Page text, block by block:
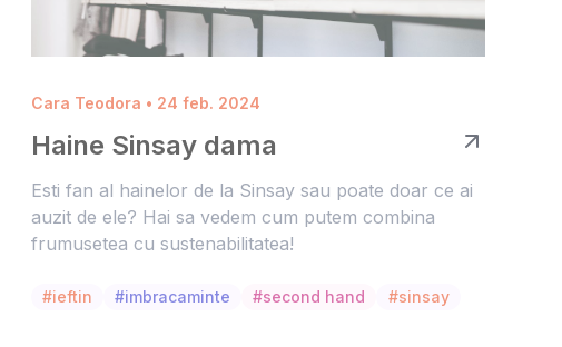
Cara Teodora • 24 feb. 2024
Haine Sinsay dama
Esti fan al hainelor de la Sinsay sau poate doar ce ai
auzit de ele? Hai sa vedem cum putem combina
frumusetea cu sustenabilitatea!
#ieftin #imbracaminte #second hand #sinsay